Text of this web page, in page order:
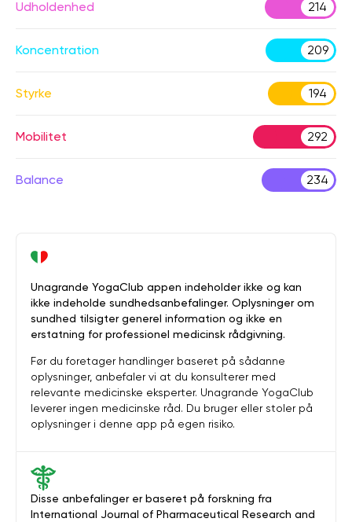
Udholdenhed 214
Koncentration 209
Styrke 194
Mobilitet 292
Balance 234
Disse anbefalinger er baseret på forskning fra
International Journal of Pharmaceutical Research and
Unagrande YogaClub appen indeholder ikke og kan
ikke indeholde sundhedsanbefalinger. Oplysninger om
sundhed tilsigter generel information og ikke en
erstatning for professionel medicinsk rådgivning.
Før du foretager handlinger baseret på sådanne
oplysninger, anbefaler vi at du konsulterer med
relevante medicinske eksperter. Unagrande YogaClub
leverer ingen medicinske råd. Du bruger eller stoler på
oplysninger i denne app på egen risiko.